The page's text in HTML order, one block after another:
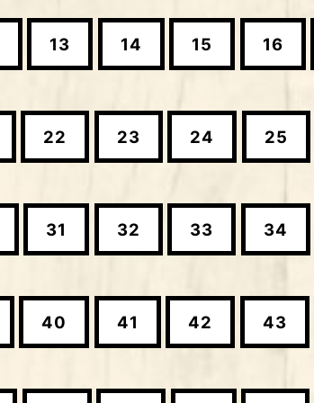
13 14 15 16
22 23 24 25
31 32 33 34
40 41 42 43